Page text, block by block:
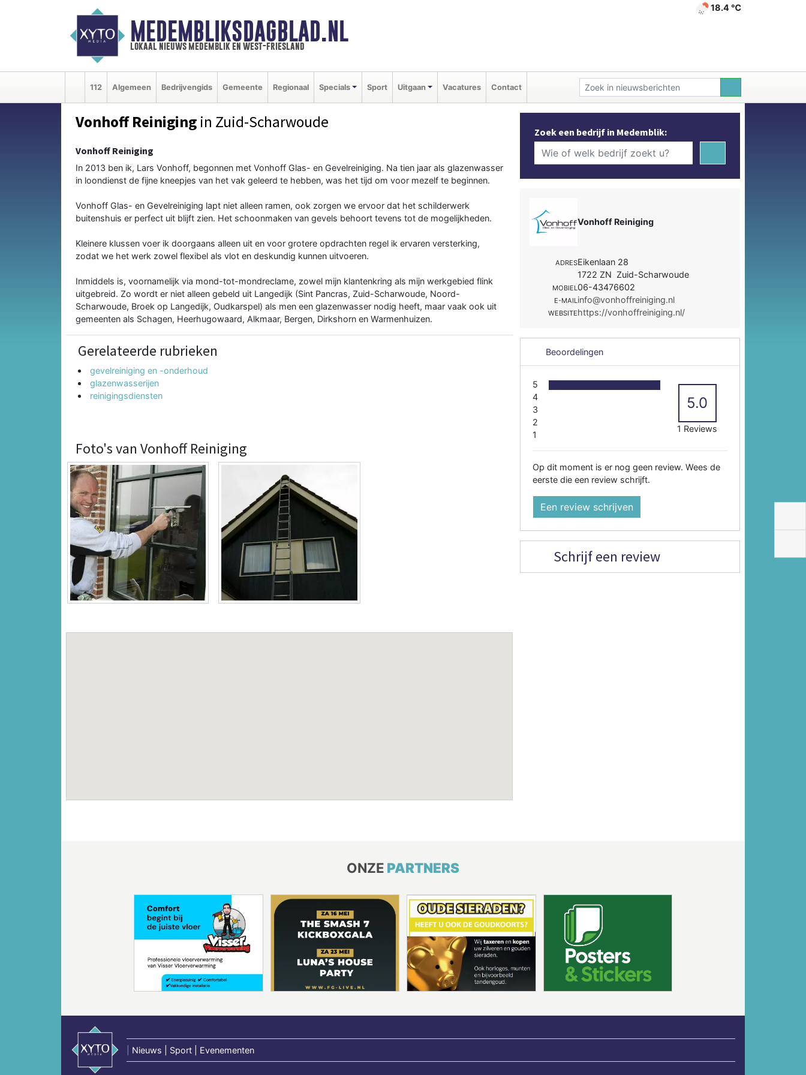
MEDEMBLIKSDAGBLAD.NL
lokaal nieuws medemblik en west-friesland
18.4 ℃
112 Algemeen Bedrijvengids Gemeente Regionaal Specials Sport Uitgaan Vacatures Contact
Vonhoff Reiniging in Zuid-Scharwoude
Vonhoff Reiniging
In 2013 ben ik, Lars Vonhoff, begonnen met Vonhoff Glas- en Gevelreiniging. Na tien jaar als glazenwasser
in loondienst de fijne kneepjes van het vak geleerd te hebben, was het tijd om voor mezelf te beginnen.
Vonhoff Glas- en Gevelreiniging lapt niet alleen ramen, ook zorgen we ervoor dat het schilderwerk
buitenshuis er perfect uit blijft zien. Het schoonmaken van gevels behoort tevens tot de mogelijkheden.
Kleinere klussen voer ik doorgaans alleen uit en voor grotere opdrachten regel ik ervaren versterking,
zodat we het werk zowel flexibel als vlot en deskundig kunnen uitvoeren.
Inmiddels is, voornamelijk via mond-tot-mondreclame, zowel mijn klantenkring als mijn werkgebied flink
uitgebreid. Zo wordt er niet alleen gebeld uit Langedijk (Sint Pancras, Zuid-Scharwoude, Noord-
Scharwoude, Broek op Langedijk, Oudkarspel) als men een glazenwasser nodig heeft, maar vaak ook uit
gemeenten als Schagen, Heerhugowaard, Alkmaar, Bergen, Dirkshorn en Warmenhuizen.
Gerelateerde rubrieken
gevelreiniging en -onderhoud
glazenwasserijen
reinigingsdiensten
Foto's van Vonhoff Reiniging
Zoek een bedrijf in Medemblik:
Vonhoff Reiniging
ADRESEikenlaan 28
1722 ZN Zuid-Scharwoude
MOBIEL06-43476602
E-MAILinfo@vonhoffreiniging.nl
WEBSITEhttps://vonhoffreiniging.nl/
Beoordelingen
5
4
3
2
1
5.0
1 Reviews
Op dit moment is er nog geen review. Wees de
eerste die een review schrijft.
Een review schrijven
Schrijf een review
ONZE PARTNERS
Nieuws | Sport | Evenementen